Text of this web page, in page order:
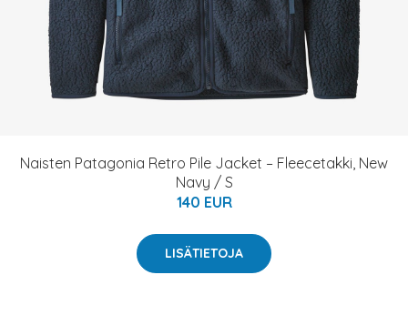
Naisten Patagonia Retro Pile Jacket – Fleecetakki, New
Navy / S
140 EUR
LISÄTIETOJA